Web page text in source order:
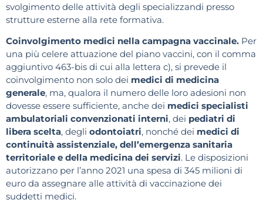
svolgimento delle attività degli specializzandi presso
strutture esterne alla rete formativa.
Coinvolgimento medici nella campagna vaccinale. Per
una più celere attuazione del piano vaccini, con il comma
aggiuntivo 463-bis di cui alla lettera c), si prevede il
coinvolgimento non solo dei medici di medicina
generale, ma, qualora il numero delle loro adesioni non
dovesse essere sufficiente, anche dei medici specialisti
ambulatoriali convenzionati interni, dei pediatri di
libera scelta, degli odontoiatri, nonché dei medici di
continuità assistenziale, dell’emergenza sanitaria
territoriale e della medicina dei servizi. Le disposizioni
autorizzano per l’anno 2021 una spesa di 345 milioni di
euro da assegnare alle attività di vaccinazione dei
suddetti medici.